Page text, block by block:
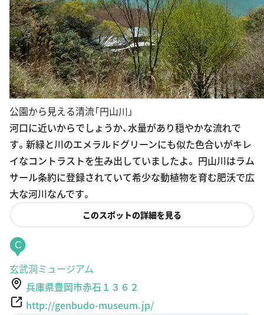
公園から見える清流「円山川」
河口に近いからでしょうか、水量があり穏やかな流れで
す。新緑と川のエメラルドグリーンにも似た色合いがキレ
イなコントラストを生み出していましたよ。 円山川はラム
サール条約に登録されていて希少な動植物を育む肥沃で広
大な河川なんです。
このスポットの詳細を見る
C
玄武洞ミュージアム
兵庫県豊岡市赤石１３６２
http://genbudo-museum.jp/